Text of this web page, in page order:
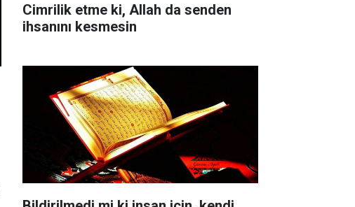
Cimrilik etme ki, Allah da senden
ihsanını kesmesin